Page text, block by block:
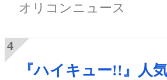
オリコンニュース
『ハイキュー!!』人